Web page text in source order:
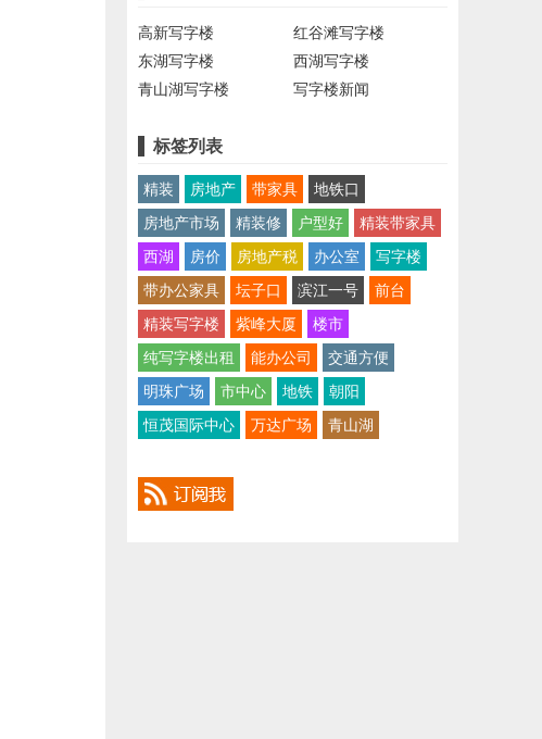
高新写字楼
红谷滩写字楼
东湖写字楼
西湖写字楼
青山湖写字楼
写字楼新闻
标签列表
精装 房地产 带家具
地铁口
房地产市场
精装修 户型好
精装带家具
西湖
房价 房地产税 办公室
写字楼
带办公家具
坛子口 滨江一号
前台
精装写字楼
紫峰大厦
楼市
纯写字楼出租
能办公司
交通方便
明珠广场
市中心 地铁
朝阳
恒茂国际中心
万达广场 青山湖